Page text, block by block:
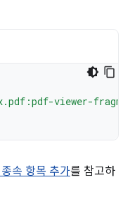
viewer-
속 항목 추가를 참고하